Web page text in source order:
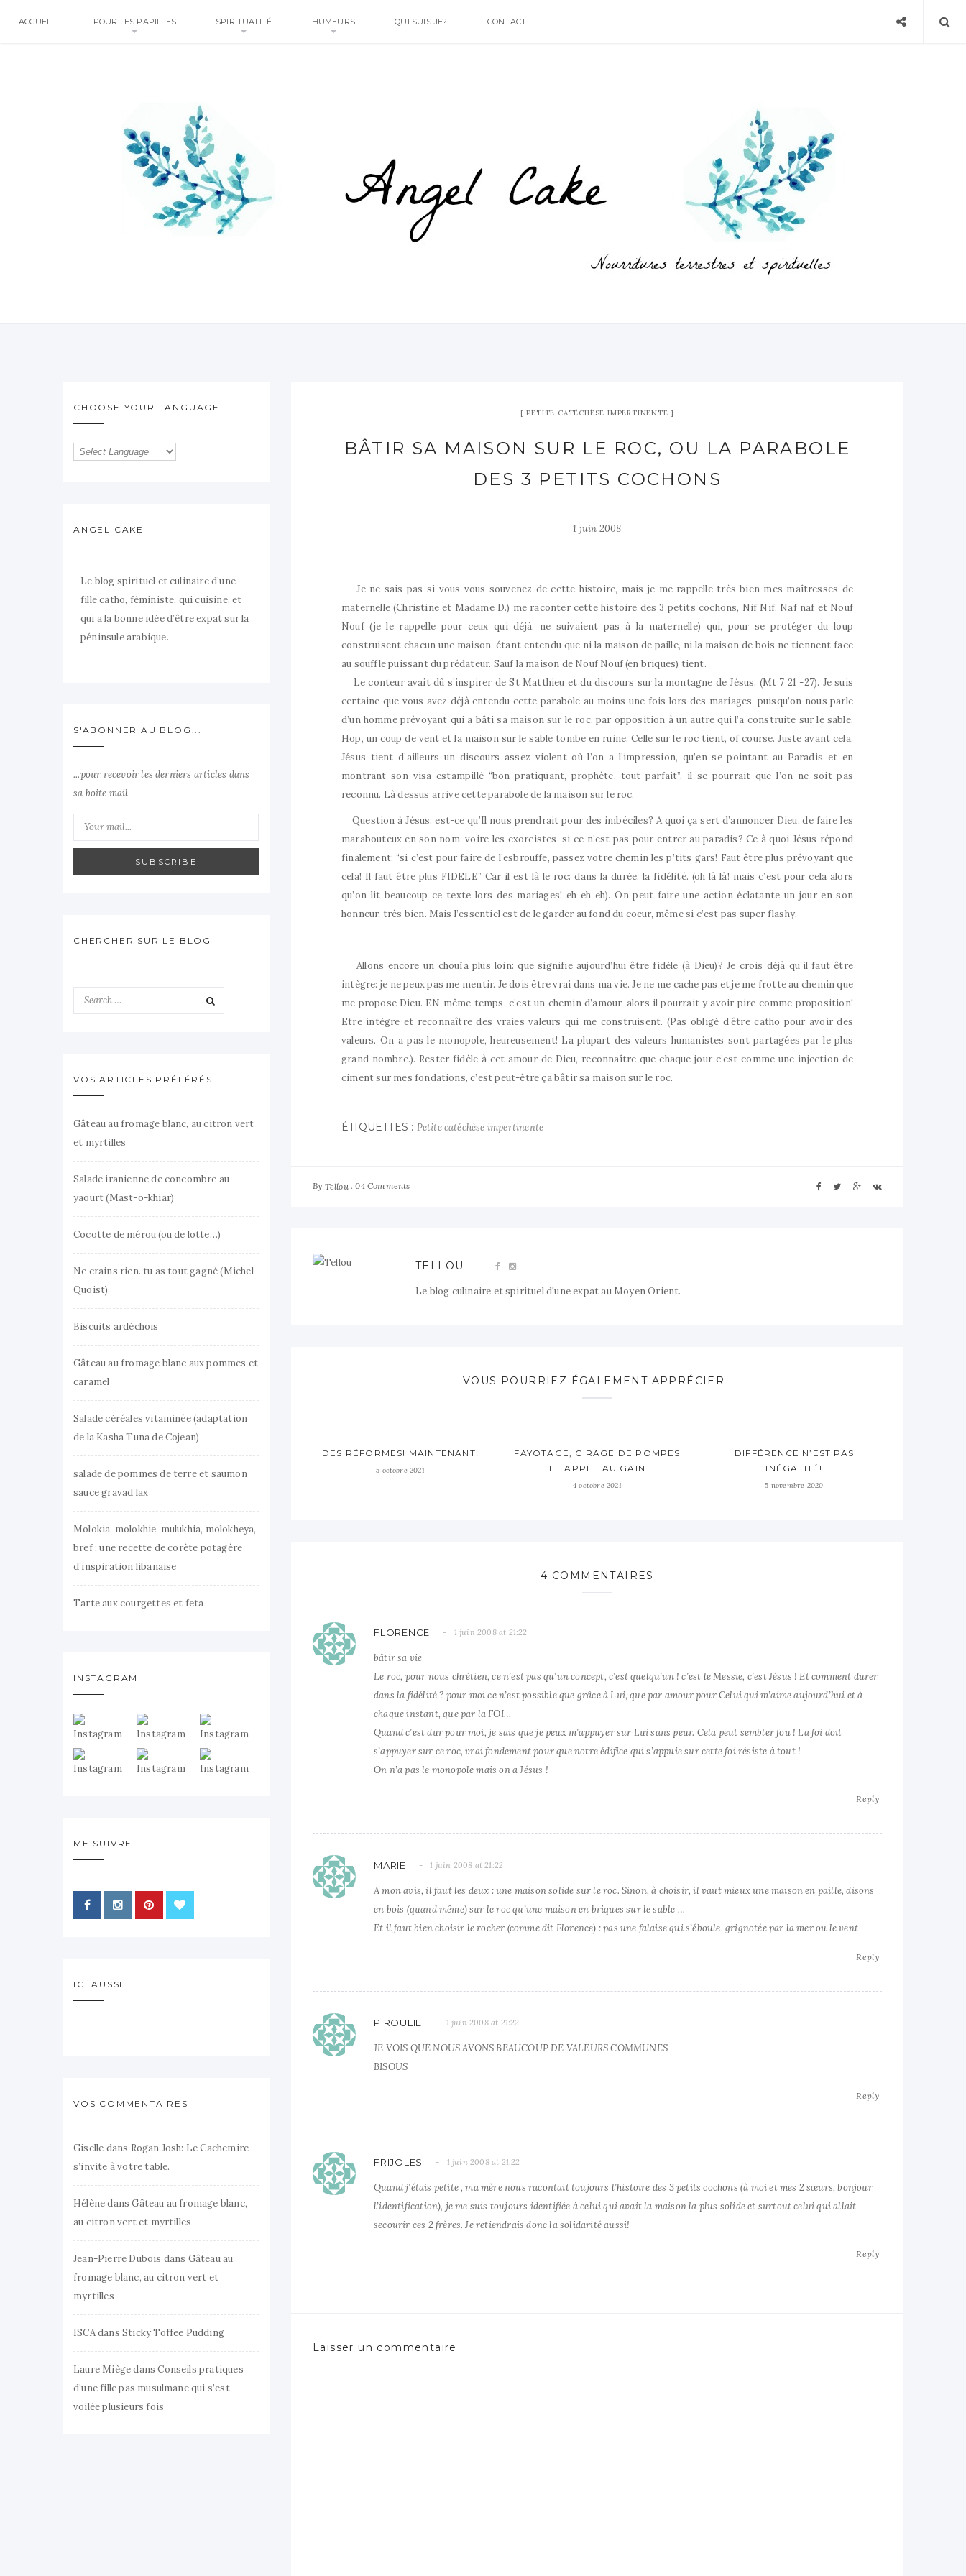
ACCUEIL POUR LES PAPILLES SPIRITUALITÉ HUMEURS QUI SUIS-JE? CONTACT
PETITE CATÉCHÈSE IMPERTINENTE
BÂTIR SA MAISON SUR LE ROC, OU LA PARABOLE
DES 3 PETITS COCHONS
1 juin 2008
Je ne sais pas si vous vous souvenez de cette histoire, mais je me rappelle très bien mes maîtresses de
maternelle (Christine et Madame D.) me raconter cette histoire des 3 petits cochons, Nif Nif, Naf naf et Nouf
Nouf (je le rappelle pour ceux qui déjà, ne suivaient pas à la maternelle) qui, pour se protéger du loup
construisent chacun une maison, étant entendu que ni la maison de paille, ni la maison de bois ne tiennent face
au souffle puissant du prédateur. Sauf la maison de Nouf Nouf (en briques) tient.
Le conteur avait dû s’inspirer de St Matthieu et du discours sur la montagne de Jésus. (Mt 7 21 -27). Je suis
certaine que vous avez déjà entendu cette parabole au moins une fois lors des mariages, puisqu’on nous parle
d’un homme prévoyant qui a bâti sa maison sur le roc, par opposition à un autre qui l’a construite sur le sable.
Hop, un coup de vent et la maison sur le sable tombe en ruine. Celle sur le roc tient, of course. Juste avant cela,
Jésus tient d’ailleurs un discours assez violent où l’on a l’impression, qu’en se pointant au Paradis et en
montrant son visa estampillé “bon pratiquant, prophète, tout parfait”, il se pourrait que l’on ne soit pas
reconnu. Là dessus arrive cette parabole de la maison sur le roc.
Question à Jésus: est-ce qu’Il nous prendrait pour des imbéciles? A quoi ça sert d’annoncer Dieu, de faire les
marabouteux en son nom, voire les exorcistes, si ce n’est pas pour entrer au paradis? Ce à quoi Jésus répond
finalement: “si c’est pour faire de l’esbrouffe, passez votre chemin les p’tits gars! Faut être plus prévoyant que
cela! Il faut être plus FIDELE” Car il est là le roc: dans la durée, la fidélité. (oh là là! mais c’est pour cela alors
qu’on lit beaucoup ce texte lors des mariages! eh eh eh). On peut faire une action éclatante un jour en son
honneur, très bien. Mais l’essentiel est de le garder au fond du coeur, même si c’est pas super flashy.
Allons encore un chouïa plus loin: que signifie aujourd’hui être fidèle (à Dieu)? Je crois déjà qu’il faut être
intègre: je ne peux pas me mentir. Je dois être vrai dans ma vie. Je ne me cache pas et je me frotte au chemin que
me propose Dieu. EN même temps, c’est un chemin d’amour, alors il pourrait y avoir pire comme proposition!
Etre intègre et reconnaître des vraies valeurs qui me construisent. (Pas obligé d’être catho pour avoir des
valeurs. On a pas le monopole, heureusement! La plupart des valeurs humanistes sont partagées par le plus
grand nombre.). Rester fidèle à cet amour de Dieu, reconnaître que chaque jour c’est comme une injection de
ciment sur mes fondations, c’est peut-être ça bâtir sa maison sur le roc.
ÉTIQUETTES : Petite catéchèse impertinente
By Tellou 04 Comments
TELLOU
Le blog culinaire et spirituel d'une expat au Moyen Orient.
VOUS POURRIEZ ÉGALEMENT APPRÉCIER :
DES RÉFORMES! MAINTENANT!
5 octobre 2021
FAYOTAGE, CIRAGE DE POMPES
ET APPEL AU GAIN
4 octobre 2021
DIFFÉRENCE N’EST PAS
INÉGALITÉ!
5 novembre 2020
4 COMMENTAIRES
FLORENCE 1 juin 2008 at 21:22
bâtir sa vie
Le roc, pour nous chrétien, ce n’est pas qu’un concept, c’est quelqu’un ! c’est le Messie, c’est Jésus ! Et comment durer
dans la fidélité ? pour moi ce n’est possible que grâce à Lui, que par amour pour Celui qui m’aime aujourd’hui et à
chaque instant, que par la FOI…
Quand c’est dur pour moi, je sais que je peux m’appuyer sur Lui sans peur. Cela peut sembler fou ! La foi doit
s’appuyer sur ce roc, vrai fondement pour que notre édifice qui s’appuie sur cette foi résiste à tout !
On n’a pas le monopole mais on a Jésus !
Reply
MARIE 1 juin 2008 at 21:22
A mon avis, il faut les deux : une maison solide sur le roc. Sinon, à choisir, il vaut mieux une maison en paille, disons
en bois (quand même) sur le roc qu’une maison en briques sur le sable …
Et il faut bien choisir le rocher (comme dit Florence) : pas une falaise qui s’éboule, grignotée par la mer ou le vent
Reply
PIROULIE 1 juin 2008 at 21:22
JE VOIS QUE NOUS AVONS BEAUCOUP DE VALEURS COMMUNES
BISOUS
Reply
FRIJOLES 1 juin 2008 at 21:22
Quand j’étais petite , ma mère nous racontait toujours l’histoire des 3 petits cochons (à moi et mes 2 sœurs, bonjour
l’identification), je me suis toujours identifiée à celui qui avait la maison la plus solide et surtout celui qui allait
secourir ces 2 frères. Je retiendrais donc la solidarité aussi!
Reply
Laisser un commentaire
CHOOSE YOUR LANGUAGE
ANGEL CAKE
Le blog spirituel et culinaire d’une
fille catho, féministe, qui cuisine, et
qui a la bonne idée d’être expat sur la
péninsule arabique.
S'ABONNER AU BLOG...
...pour recevoir les derniers articles dans
sa boite mail
SUBSCRIBE
CHERCHER SUR LE BLOG
VOS ARTICLES PRÉFÉRÉS
Gâteau au fromage blanc, au citron vert
et myrtilles
Salade iranienne de concombre au
yaourt (Mast-o-khiar)
Cocotte de mérou (ou de lotte…)
Ne crains rien..tu as tout gagné (Michel
Quoist)
Biscuits ardéchois
Gâteau au fromage blanc aux pommes et
caramel
Salade céréales vitaminée (adaptation
de la Kasha Tuna de Cojean)
salade de pommes de terre et saumon
sauce gravad lax
Molokia, molokhie, mulukhia, molokheya,
bref : une recette de corète potagère
d’inspiration libanaise
Tarte aux courgettes et feta
INSTAGRAM
ME SUIVRE...
ICI AUSSI…
VOS COMMENTAIRES
Giselle dans Rogan Josh: Le Cachemire
s’invite à votre table.
HélènedansGâteau au fromage blanc,
au citron vert et myrtilles
Jean-Pierre Dubois dans Gâteau au
fromage blanc, au citron vert et
myrtilles
ISCAdans Sticky Toffee Pudding
Laure MiègedansConseils pratiques
d’une fille pas musulmane qui s’est
voilée plusieurs fois